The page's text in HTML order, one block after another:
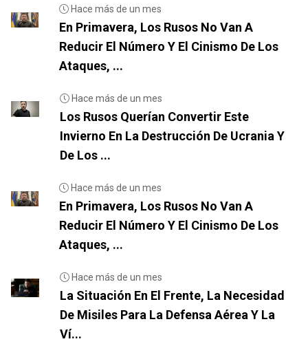
Hace más de un mes
En Primavera, Los Rusos No Van A
Reducir El Número Y El Cinismo De Los
Ataques, ...
Hace más de un mes
Los Rusos Querían Convertir Este
Invierno En La Destrucción De Ucrania Y
De Los ...
Hace más de un mes
En Primavera, Los Rusos No Van A
Reducir El Número Y El Cinismo De Los
Ataques, ...
Hace más de un mes
La Situación En El Frente, La Necesidad
De Misiles Para La Defensa Aérea Y La
Ví...